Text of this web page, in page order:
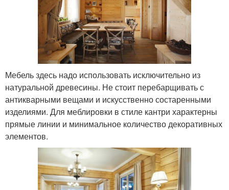
Мебель здесь надо использовать исключительно из
натуральной древесины. Не стоит перебарщивать с
антикварными вещами и искусственно состаренными
изделиями. Для меблировки в стиле кантри характерны
прямые линии и минимальное количество декоративных
элементов.